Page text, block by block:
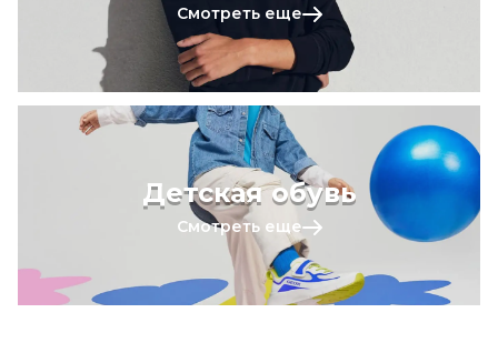
Смотреть еще
Детская обувь
Смотреть еще